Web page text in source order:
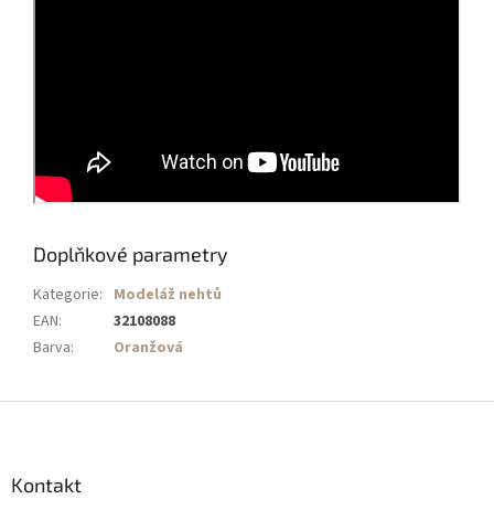
Doplňkové parametry
Kategorie: Modeláž nehtů
EAN:
32108088
Barva: Oranžová
Kontakt